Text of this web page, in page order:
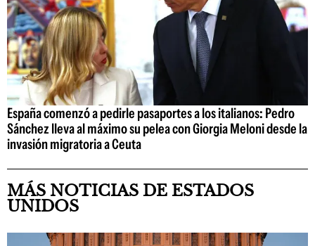
España comenzó a pedirle pasaportes a los italianos: Pedro
Sánchez lleva al máximo su pelea con Giorgia Meloni desde la
invasión migratoria a Ceuta
MÁS NOTICIAS DE ESTADOS
UNIDOS